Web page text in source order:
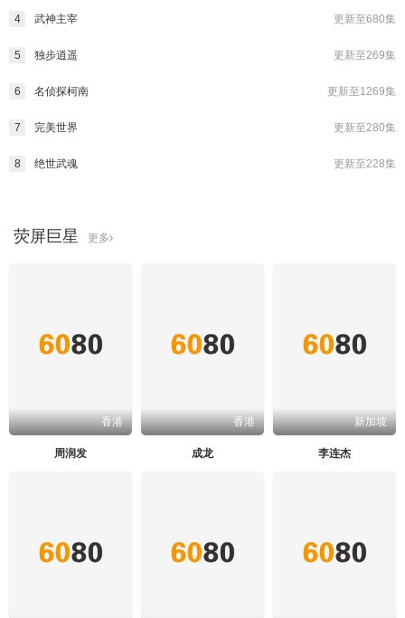
更新至680集
4 武神主宰
更新至269集
5 独步逍遥
更新至1269集
6 名侦探柯南
更新至280集
7 完美世界
更新至228集
8 绝世武魂
荧屏巨星 更多
香港
周润发
香港
成龙
新加坡
李连杰